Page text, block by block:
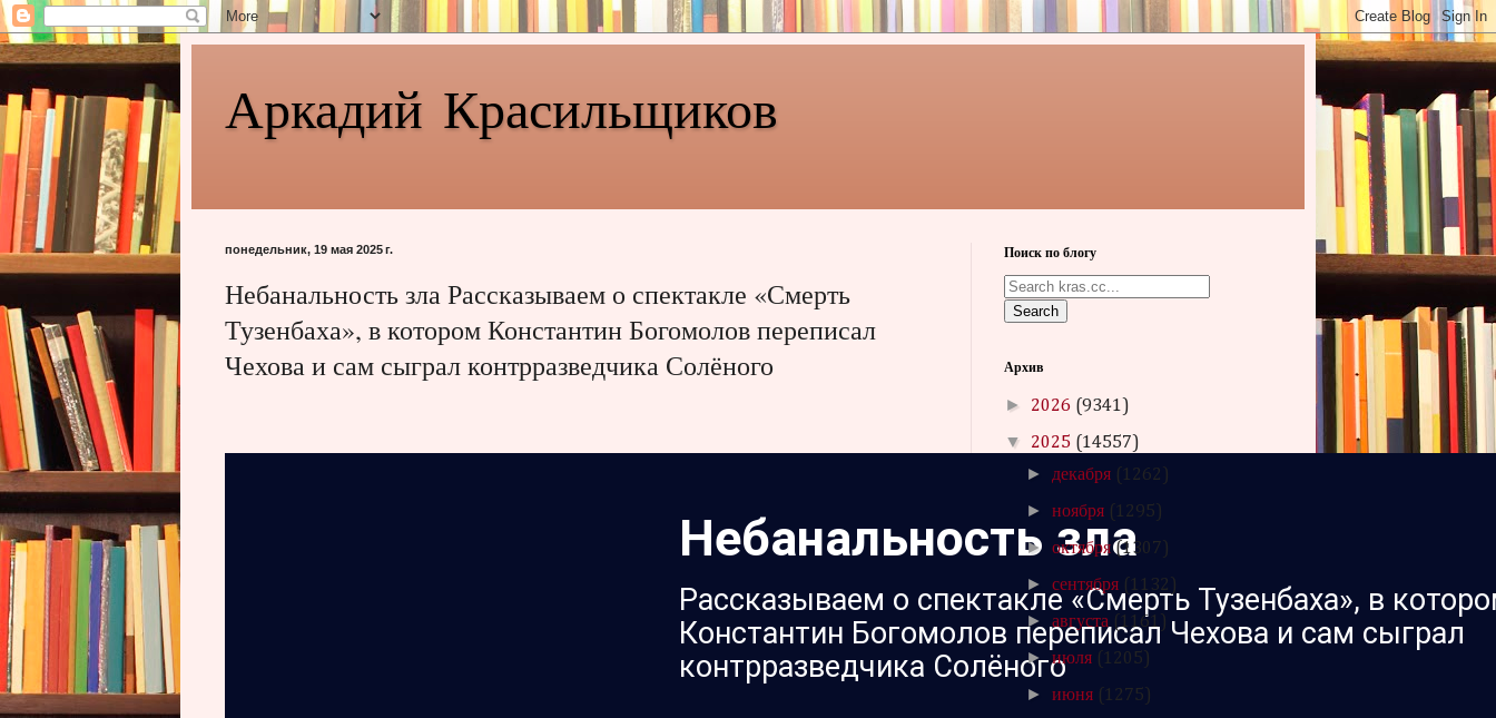
Аркадий Красильщиков
понедельник, 19 мая 2025 г.
Небанальность зла Рассказываем о спектакле «Смерть
Тузенбаха», в котором Константин Богомолов переписал
Чехова и сам сыграл контрразведчика Солёного
Небанальность зла
Рассказываем о спектакле «Смерть Тузенбаха», в
Константин Богомолов переписал Чехова и сам сыграл
контрразведчика Солёного
Поиск по блогу
Search
Архив
► 2026 (9341)
▼ 2025 (14557)
► декабря (1262)
►ноября (1295)
►октября(1307)
►сентября (1132)
►августа (1161)
►июля (1205)
►июня (1275)